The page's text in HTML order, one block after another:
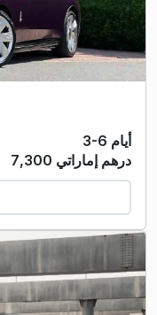
3-6 أيام
7,300 درهم إماراتي